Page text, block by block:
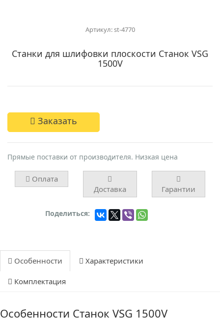
Артикул: st-4770
Станки для шлифовки плоскости Станок VSG
1500V
Заказать
Прямые поставки от производителя. Низкая цена
Оплата
Доставка
Гарантии
Поделиться:
Особенности Характеристики
Комплектация
Особенности Станок VSG 1500V